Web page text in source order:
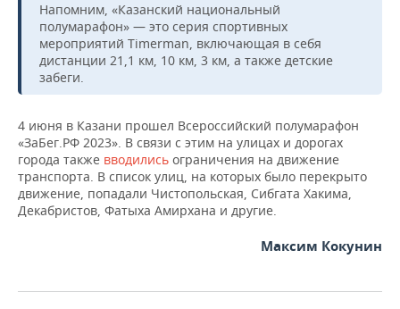
Напомним, «Казанский национальный
полумарафон» — это серия спортивных
мероприятий Timerman, включающая в себя
дистанции 21,1 км, 10 км, 3 км, а также детские
забеги.
4 июня в Казани прошел Всероссийский полумарафон
«ЗаБег.РФ 2023». В связи с этим на улицах и дорогах
города также вводились ограничения на движение
транспорта. В список улиц, на которых было перекрыто
движение, попадали Чистопольская, Сибгата Хакима,
Декабристов, Фатыха Амирхана и другие.
Максим Кокунин